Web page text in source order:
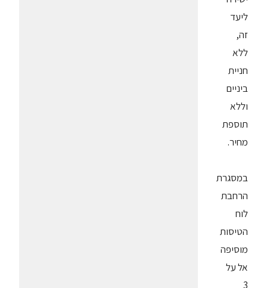
ליעד
זה,
ללא
חניית
ביניים
וללא
תוספת
מחיר.
במסגרת
הרחבת
לוח
הטיסות
מוסיפה
אל על
3